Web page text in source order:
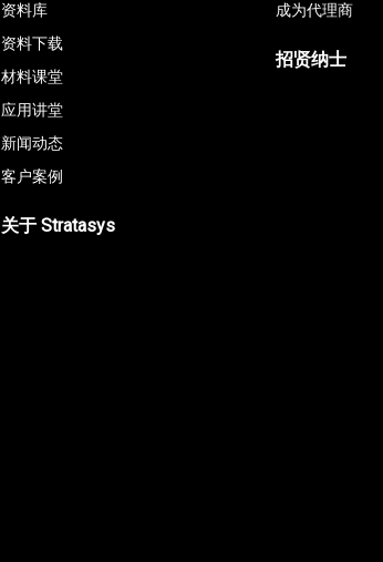
资料库
资料下载
材料课堂
应用讲堂
新闻动态
客户案例
关于 Stratasys
成为代理商
招贤纳士